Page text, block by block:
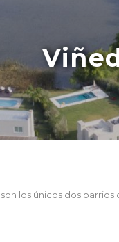
los únicos dos